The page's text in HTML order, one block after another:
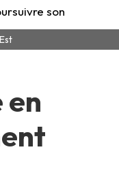
son
en